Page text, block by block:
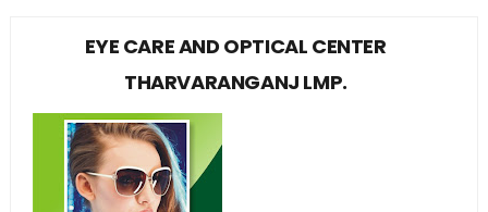
EYE CARE AND OPTICAL CENTER
THARVARANGANJ LMP.